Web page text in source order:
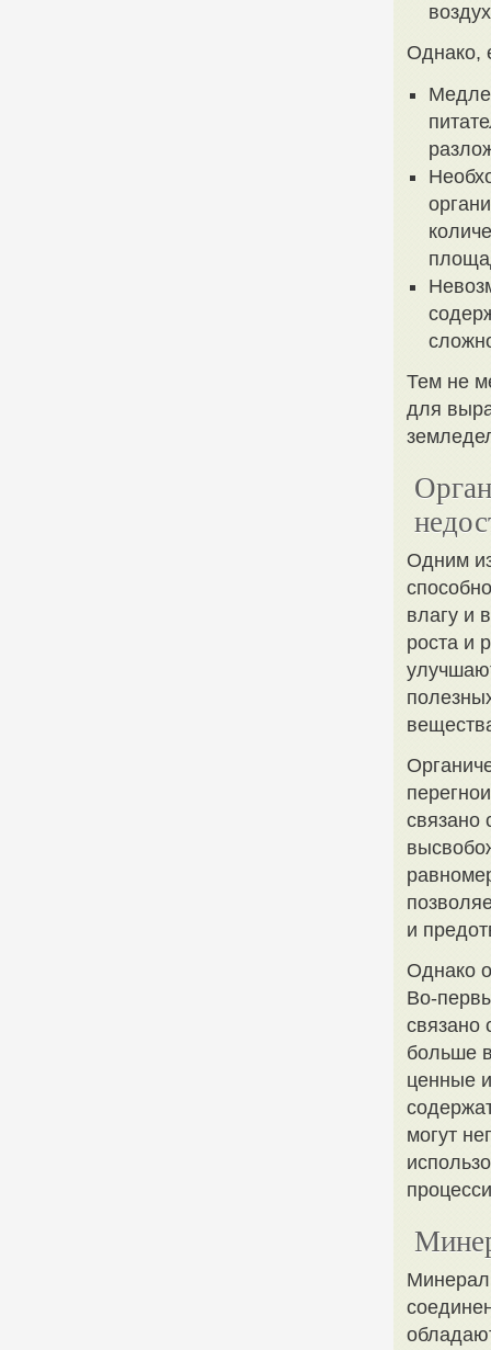
Однако,
Тем не
для
Одним
влагу и
роста и
связано
и
Однако
Во-
связано
больше
ценные
могут